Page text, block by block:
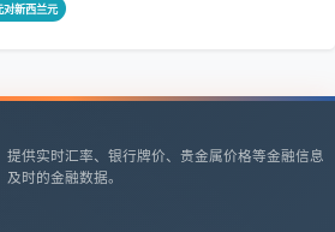
新西兰元
供实时汇率、银行牌价、贵金属价格等金融信息
时的金融数据。